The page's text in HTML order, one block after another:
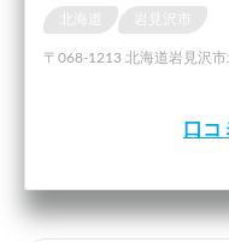
岩見沢市
〒068-1213 北海道岩見沢市
口コ